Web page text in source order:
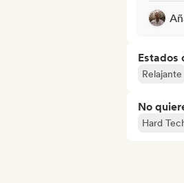
Estados
Relajante
No
Hard